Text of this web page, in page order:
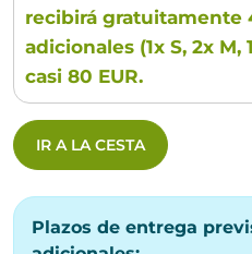
recibirá gratuitamente
adicionales (1x S, 2x
casi 80 EUR.
IR A LA CESTA
Plazos de entrega